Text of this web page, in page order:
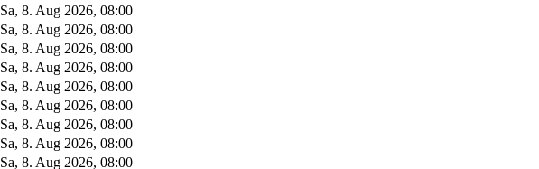
Sa, 8. Aug 2026, 08:00
Sa, 8. Aug 2026, 08:00
Sa, 8. Aug 2026, 08:00
Sa, 8. Aug 2026, 08:00
Sa, 8. Aug 2026, 08:00
Sa, 8. Aug 2026, 08:00
Sa, 8. Aug 2026, 08:00
Sa, 8. Aug 2026, 08:00
Sa, 8. Aug 2026, 08:00